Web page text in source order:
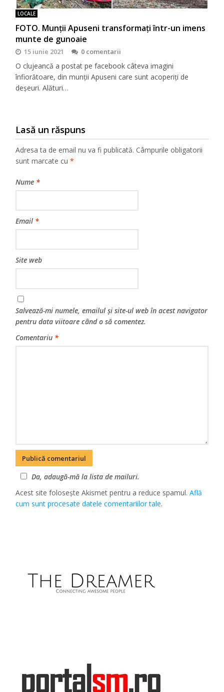
LOCALE
FOTO. Munții Apuseni transformați într-un imens
munte de gunoaie
15 iunie 2021 0 comentarii
O clujeancă a postat pe facebook câteva imagini
înfiorătoare, din munții Apuseni care sunt acoperiți de
deșeuri. Alături…
Lasă un răspuns
Adresa ta de email nu va fi publicată. Câmpurile obligatorii
sunt marcate cu*
Nume *
Email *
Site web
Salvează-mi numele, emailul și site-ul web în acest navigator
pentru data viitoare când o să comentez.
Comentariu *
Da, adaugă-mă la lista de mailuri.
Acest site folosește Akismet pentru a reduce spamul.Află
cum sunt procesate datele comentariilor tale.